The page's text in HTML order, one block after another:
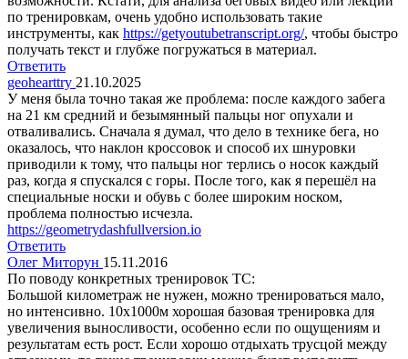
по тренировкам, очень удобно использовать такие
инструменты, как https://getyoutubetranscript.org/, чтобы быстро
получать текст и глубже погружаться в материал.
Ответить
geohearttry 21.10.2025
У меня была точно такая же проблема: после каждого забега
на 21 км средний и безымянный пальцы ног опухали и
отваливались. Сначала я думал, что дело в технике бега, но
оказалось, что наклон кроссовок и способ их шнуровки
приводили к тому, что пальцы ног терлись о носок каждый
раз, когда я спускался с горы. После того, как я перешёл на
специальные носки и обувь с более широким носком,
проблема полностью исчезла.
https://geometrydashfullversion.io
Ответить
Олег Миторун 15.11.2016
По поводу конкретных тренировок ТС:
Большой километраж не нужен, можно тренироваться мало,
но интенсивно. 10х1000м хорошая базовая тренировка для
увеличения выносливости, особенно если по ощущениям и
результатам есть рост. Если хорошо отдыхать трусцой между